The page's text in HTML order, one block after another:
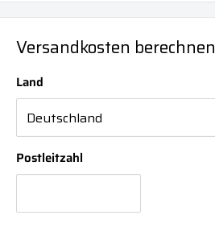
Versandkosten berechnen
Land
Postleitzahl